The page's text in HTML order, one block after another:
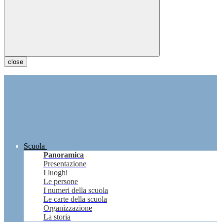
close
Scuola
Panoramica
Presentazione
I luoghi
Le persone
I numeri della scuola
Le carte della scuola
Organizzazione
La storia